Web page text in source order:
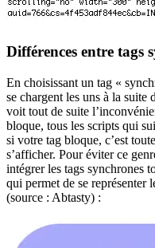
Différences entre tags
En choisissant un tag «
se chargent les uns à la suite
voit tout de suite
bloque, tous les scripts qui
si votre tag bloque, c’est
s’afficher. Pour éviter ce
intégrer les tags synchrones
qui permet de se représenter
(source : Abtasty) :